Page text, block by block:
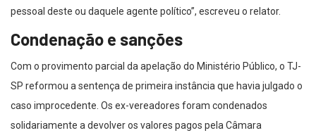
Condenação e sanções
Com o provimento parcial da apelação do Ministério Público, o TJ-
SP reformou a sentença de primeira instância que havia julgado o
caso improcedente. Os ex-vereadores foram condenados
solidariamente a devolver os valores pagos pela Câmara
Municipal a título de publicidade pessoal. Também deverão pagar